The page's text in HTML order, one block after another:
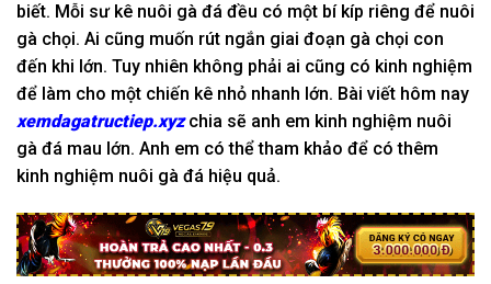
biết. Mỗi sư kê nuôi gà đá đều có một bí kíp riêng để nuôi
gà chọi. Ai cũng muốn rút ngắn giai đoạn gà chọi con
đến khi lớn. Tuy nhiên không phải ai cũng có kinh nghiệm
để làm cho một chiến kê nhỏ nhanh lớn. Bài viết hôm nay
xemdagatructiep.xyzchia sẽ anh em kinh nghiệm nuôi
gà đá mau lớn. Anh em có thể tham khảo để có thêm
kinh nghiệm nuôi gà đá hiệu quả.